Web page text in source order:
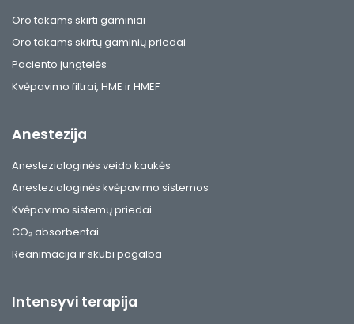
Oro takams skirti gaminiai
Oro takams skirtų gaminių priedai
Paciento jungtelės
Kvėpavimo filtrai, HME ir HMEF
Anestezija
Anesteziologinės veido kaukės
Anesteziologinės kvėpavimo sistemos
Kvėpavimo sistemų priedai
CO₂ absorbentai
Reanimacija ir skubi pagalba
Intensyvi terapija